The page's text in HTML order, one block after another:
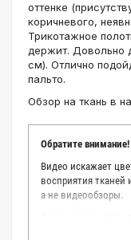
оттенке
коричневого,
Трикотажное
держит. Довольно
см). Отлично
пальто.
Обзор на ткань в
Обратите внимание!
Видео искажает
восприятия тканей
а не видеообзоры.